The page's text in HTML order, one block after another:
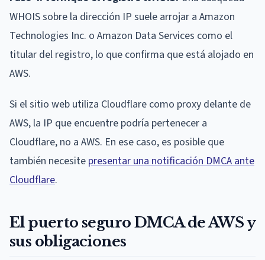
WHOIS sobre la dirección IP suele arrojar a Amazon
Technologies Inc. o Amazon Data Services como el
titular del registro, lo que confirma que está alojado en
AWS.
Si el sitio web utiliza Cloudflare como proxy delante de
AWS, la IP que encuentre podría pertenecer a
Cloudflare, no a AWS. En ese caso, es posible que
también necesite presentar una notificación DMCA ante
Cloudflare.
El puerto seguro DMCA de AWS y
sus obligaciones